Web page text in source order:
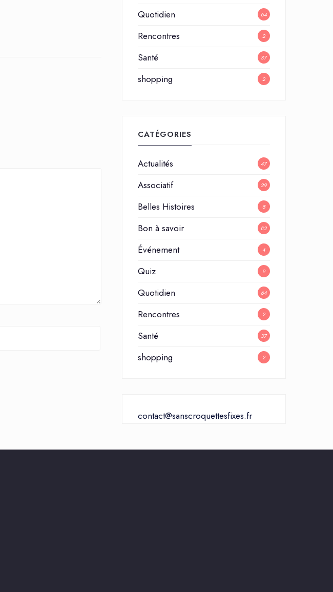
Quotidien 64
Rencontres 2
Santé 37
shopping 2
CATÉGORIES
Actualités 47
Associatif 29
Belles Histoires 5
Bon à savoir 82
Événement 4
Quiz 9
Quotidien 64
Rencontres 2
Santé 37
shopping 2
contact@sanscroquettesfixes.fr